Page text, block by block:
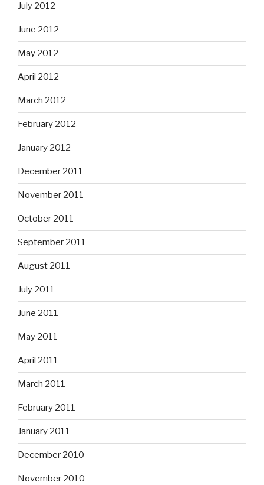
July 2012
June 2012
May 2012
April 2012
March 2012
February 2012
January 2012
December 2011
November 2011
October 2011
September 2011
August 2011
July 2011
June 2011
May 2011
April 2011
March 2011
February 2011
January 2011
December 2010
November 2010